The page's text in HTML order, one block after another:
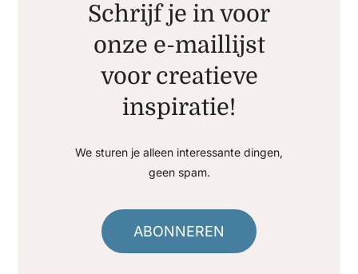
Schrijf je in voor
onze e-maillijst
voor creatieve
inspiratie!
We sturen je alleen interessante dingen,
geen spam.
ABONNEREN